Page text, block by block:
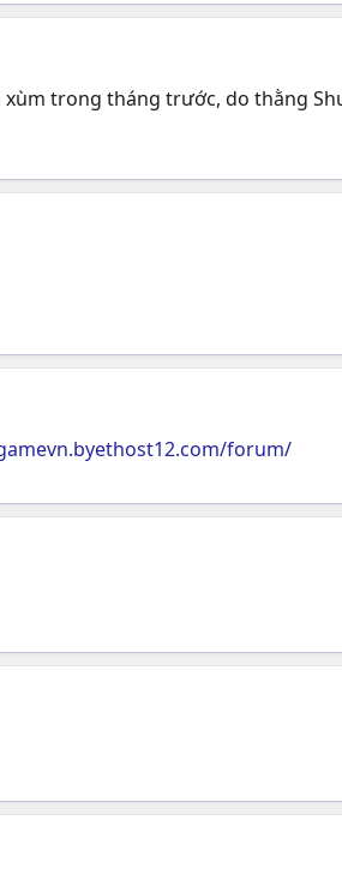
trong tháng trước, do thằng
forum/